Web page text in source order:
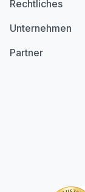
Rechtliches
Unternehmen
Partner